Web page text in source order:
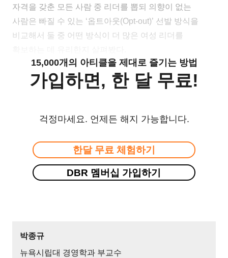
자격을 갖춘 모든 사람 중 리더를 뽑되 의향이 없는
사람은 빠질 수 있는 ‘옵트아웃(Opt-out)’ 선발 방식을
비교해서 둘 중 어떤 방식이 더 많은 여성 리더를
15,000개의 아티클을 제대로 즐기는 방법
가입하면, 한 달 무료!
걱정마세요. 언제든 해지 가능합니다.
한달 무료 체험하기
DBR 멤버십 가입하기
박종규
뉴욕시립대 경영학과 부교수